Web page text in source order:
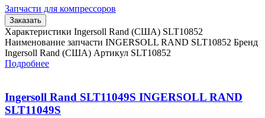
Запчасти для компрессоров
Заказать
Характеристики Ingersoll Rand (США) SLT10852
Наименование запчасти INGERSOLL RAND SLT10852 Бренд
Ingersoll Rand (США) Артикул SLT10852
Подробнее
Ingersoll Rand SLT11049S INGERSOLL RAND
SLT11049S